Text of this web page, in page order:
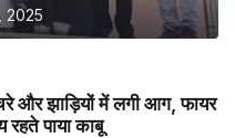
2025
और झाड़ियों में लगी आग, फायर
पाया काबू